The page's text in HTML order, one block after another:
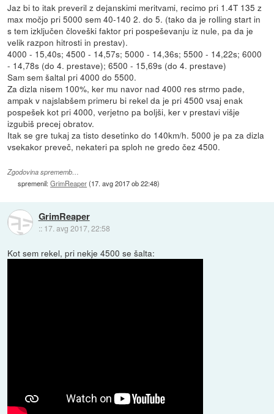
Jaz bi to itak preveril z dejanskimi meritvami, recimo pri 1.4T 135 z
max močjo pri 5000 sem 40-140 2. do 5. (tako da je rolling start in
s tem izključen človeški faktor pri pospeševanju iz nule, pa da je
velik razpon hitrosti in prestav).
4000 - 15,40s; 4500 - 14,57s; 5000 - 14,36s; 5500 - 14,22s; 6000
- 14,78s (do 4. prestave); 6500 - 15,69s (do 4. prestave)
Sam sem šaltal pri 4000 do 5500.
Za dizla nisem 100%, ker mu navor nad 4000 res strmo pade,
ampak v najslabšem primeru bi rekel da je pri 4500 vsaj enak
pospešek kot pri 4000, verjetno pa boljši, ker v prestavi višje
izgubiš precej obratov.
Itak se gre tukaj za tisto desetinko do 140km/h. 5000 je pa za dizla
vsekakor preveč, nekateri pa sploh ne gredo čez 4500.
Zgodovina sprememb…
spremenil:GrimReaper(17. avg 2017 ob 22:48)
GrimReaper
:: 17. avg 2017, 22:58
Kot sem rekel, pri nekje 4500 se šalta: